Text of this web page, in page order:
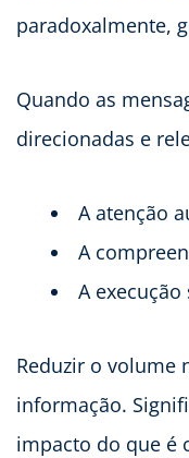
paradoxalmente,
Quando as
direcionadas e
A atenção
A
A
Reduzir o volume
informação.
impacto do que é